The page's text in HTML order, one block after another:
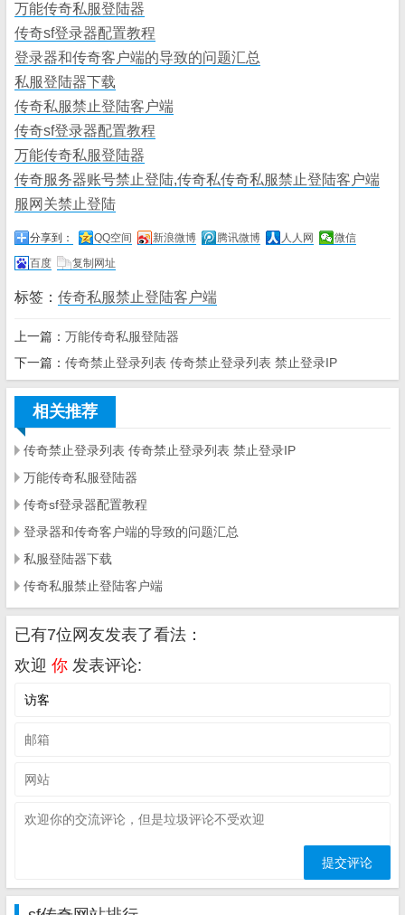
万能传奇私服登陆器
传奇sf登录器配置教程
登录器和传奇客户端的导致的问题汇总
私服登陆器下载
传奇私服禁止登陆客户端
传奇sf登录器配置教程
万能传奇私服登陆器
传奇服务器账号禁止登陆,传奇私传奇私服禁止登陆客户端
服网关禁止登陆
分享到： QQ空间 新浪微博 腾讯微博 人人网
微信
百度
复制网址
标签： 传奇私服禁止登陆客户端
上一篇： 万能传奇私服登陆器
下一篇： 传奇禁止登录列表 传奇禁止登录列表 禁止登录IP
相关推荐
传奇禁止登录列表 传奇禁止登录列表 禁止登录IP
万能传奇私服登陆器
传奇sf登录器配置教程
登录器和传奇客户端的导致的问题汇总
私服登陆器下载
传奇私服禁止登陆客户端
已有7位网友发表了看法：
欢迎 你 发表评论: